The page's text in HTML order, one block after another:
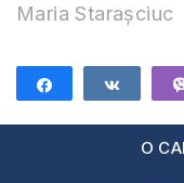
Maria Starașciuc
Поделиться
О